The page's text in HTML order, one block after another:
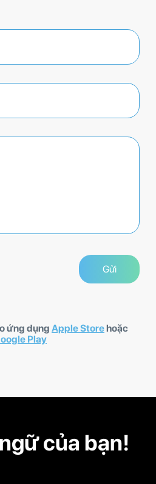
ứng dụng Apple Storehoặc
Play
của bạn!